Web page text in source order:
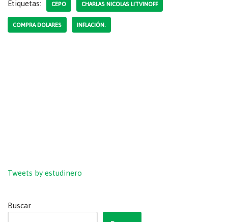
Etiquetas: CEPO CHARLAS NICOLAS LITVINOFF
COMPRA DOLARES INFLACIÓN.
Tweets by estudinero
Buscar